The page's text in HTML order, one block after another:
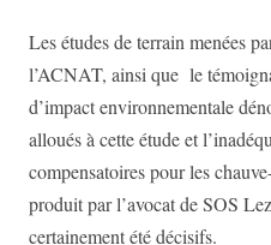
Les études de terrain menées
l’ACNAT, ainsi que le
d’impact environnementale
alloués à cette étude et
compensatoires pour les
produit par l’avocat de SOS
certainement été décisifs.